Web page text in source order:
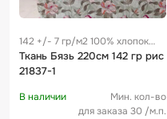
142 +/- 7 гр/м2 100% хлопок
0.29 м
Ткань Бязь 220см 142 гр рис
21837-1
В наличии
Мин. кол-во
для заказа 30 /м.п.